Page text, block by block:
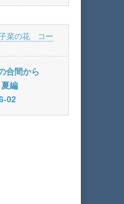
菜の花 コー
合間から
編
02